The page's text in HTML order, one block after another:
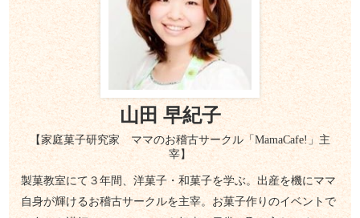
山田 早紀子
【家庭菓子研究家 ママのお稽古サークル「MamaCafe!」主
宰】
製菓教室にて３年間、洋菓子・和菓子を学ぶ。出産を機にママ
自身が輝けるお稽古サークルを主宰。お菓子作りのイベントで